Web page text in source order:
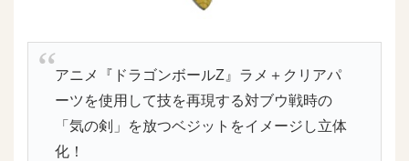
アニメ『ドラゴンボールZ』ラメ＋クリアパ
ーツを使用して技を再現する対ブウ戦時の
「気の剣」を放つベジットをイメージし立体
化！